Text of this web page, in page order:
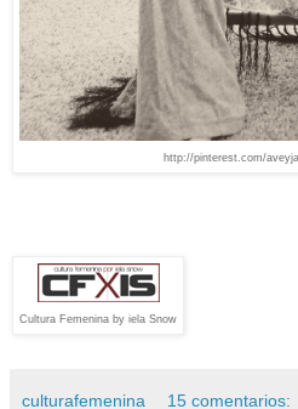
http://pinterest.com/
Cultura Femenina by iela Snow
culturafemenina 15 comentarios: